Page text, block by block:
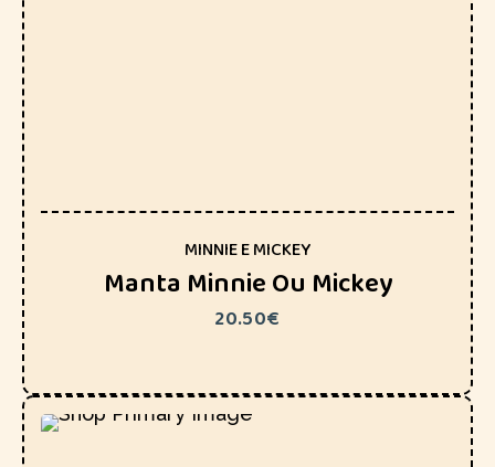
MINNIE E MICKEY
Manta Minnie Ou Mickey
20.50€